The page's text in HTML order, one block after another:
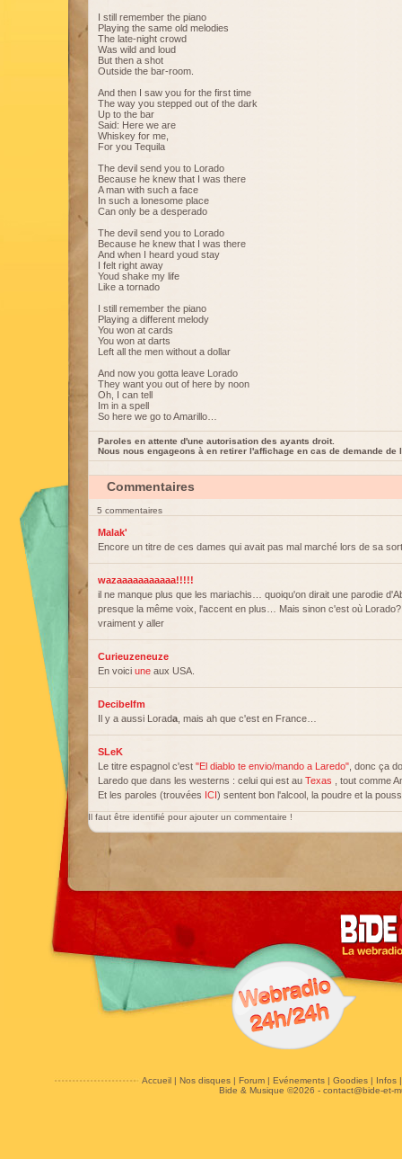
I still remember the piano
Playing the same old melodies
The late-night crowd
Was wild and loud
But then a shot
Outside the bar-room.
And then I saw you for the first time
The way you stepped out of the dark
Up to the bar
Said: Here we are
Whiskey for me,
For you Tequila
The devil send you to Lorado
Because he knew that I was there
A man with such a face
In such a lonesome place
Can only be a desperado
The devil send you to Lorado
Because he knew that I was there
And when I heard youd stay
I felt right away
Youd shake my life
Like a tornado
I still remember the piano
Playing a different melody
You won at cards
You won at darts
Left all the men without a dollar
And now you gotta leave Lorado
They want you out of here by noon
Oh, I can tell
Im in a spell
So here we go to Amarillo…
Paroles en attente d'une autorisation des ayants droit.
Nous nous engageons à en retirer l'affichage en cas de demande de
Commentaires
5 commentaires
Malak'
Encore un titre de ces dames qui avait pas mal marché lors de sa
wazaaaaaaaaaaa!!!!!
il ne manque plus que les mariachis… quoiqu'on dirait une parodie
presque la même voix, l'accent en plus… Mais sinon c'est où
vraiment y aller
Curieuzeneuze
En voici une aux USA.
Decibelfm
Il y a aussi Lorada , mais ah que c'est en France…
SLeK
Le titre espagnol c'est "El diablo te envio/mando a Laredo" , donc ça
Laredo que dans les westerns : celui qui est au Texas , tout comme
Et les paroles (trouvées ICI) sentent bon l'alcool, la poudre et la
Il faut être identifié pour ajouter un commentaire !
Accueil| Nos disques| Forum| Evénements| Goodies| Infos
Bide & Musique ©2026 - contact@bide-et-